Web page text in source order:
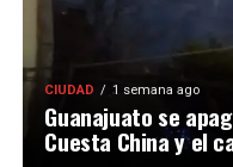
CIUDAD 1 semana ago
Guanajuato se
Cuesta China y el